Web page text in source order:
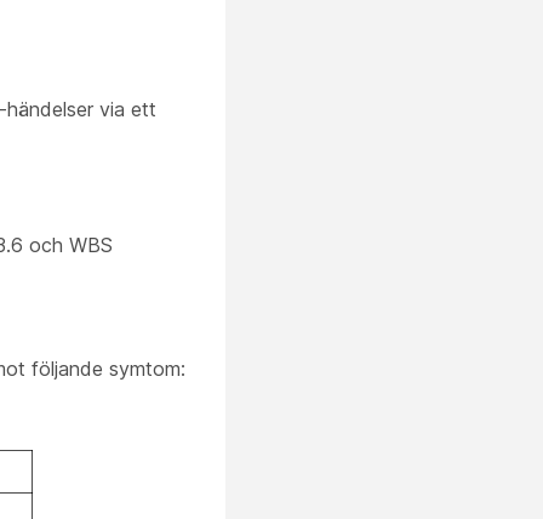
via ett
och WBS
följande symtom: